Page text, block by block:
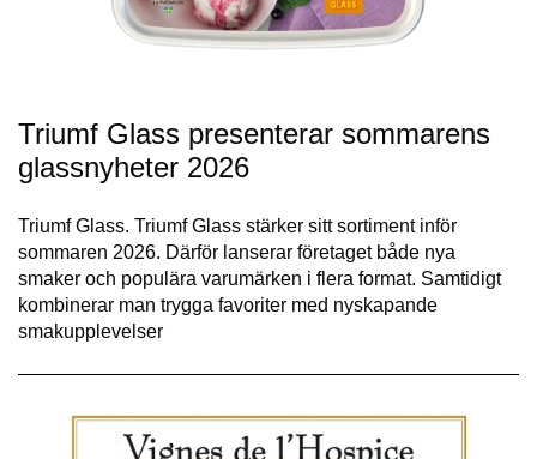
Triumf Glass presenterar sommarens
glassnyheter 2026
Triumf Glass. Triumf Glass stärker sitt sortiment inför
sommaren 2026. Därför lanserar företaget både nya
smaker och populära varumärken i flera format. Samtidigt
kombinerar man trygga favoriter med nyskapande
smakupplevelser